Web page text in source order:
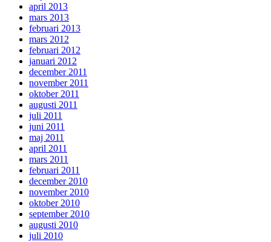
april 2013
mars 2013
februari 2013
mars 2012
februari 2012
januari 2012
december 2011
november 2011
oktober 2011
augusti 2011
juli 2011
juni 2011
maj 2011
april 2011
mars 2011
februari 2011
december 2010
november 2010
oktober 2010
september 2010
augusti 2010
juli 2010